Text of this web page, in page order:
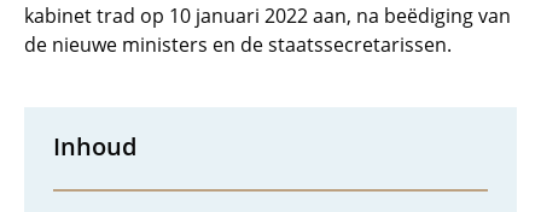
kabinet trad op 10 januari 2022 aan, na beëdiging van
de nieuwe ministers en de staatssecretarissen.
Inhoud